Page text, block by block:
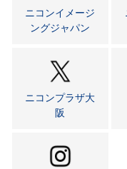
ニコンイメージ
ングジャパン
ニコンプラザ大
阪